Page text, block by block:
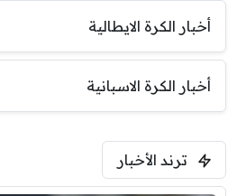
أخبار الكرة الايطالية
أخبار الكرة الاسبانية
ترند الأخبار